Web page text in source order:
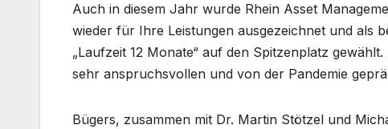
Auch in diesem Jahr wurde Rhein Asset
wieder für Ihre Leistungen ausgezeichnet und als
„Laufzeit 12 Monate“ auf den Spitzenplatz
sehr anspruchsvollen und von der Pandemie
Bügers, zusammen mit Dr. Martin Stötzel und